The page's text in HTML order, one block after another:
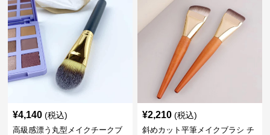
¥4,140 (税込)
高級感漂う丸型メイクチークブ
¥2,210 (税込)
斜めカット平筆メイクブラシ チ